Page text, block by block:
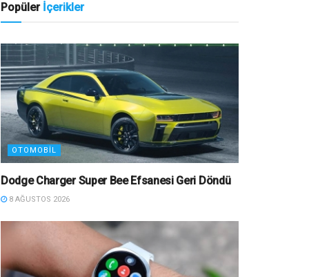
Popüler İçerikler
OTOMOBIL
Dodge Charger Super Bee Efsanesi Geri Döndü
8 AĞUSTOS 2026